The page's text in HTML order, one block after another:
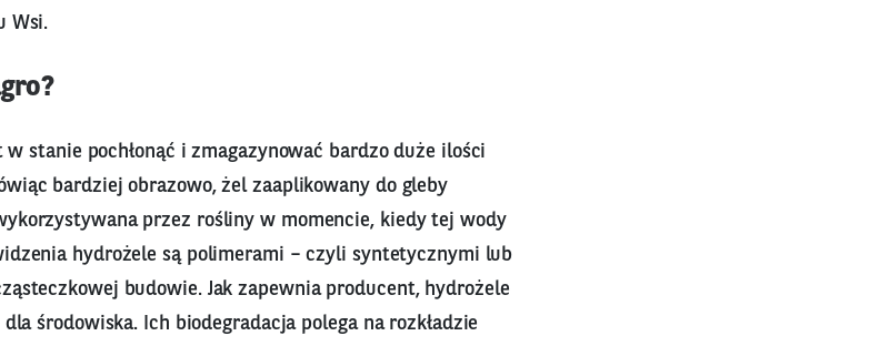
Wsi.
stanie pochłonąć i zmagazynować bardzo duże ilości
bardziej obrazowo, żel zaaplikowany do gleby
przez rośliny w momencie, kiedy tej wody
hydrożele są polimerami – czyli syntetycznymi lub
budowie. Jak zapewnia producent, hydrożele
środowiska. Ich biodegradacja polega na rozkładzie